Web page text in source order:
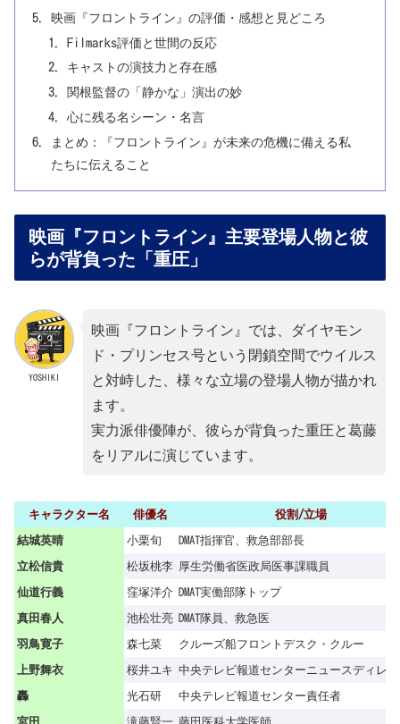
映画『フロントライン』の評価・感想と見どころ
Filmarks評価と世間の反応
キャストの演技力と存在感
関根監督の「静かな」演出の妙
心に残る名シーン・名言
まとめ：『フロントライン』が未来の危機に備える私
たちに伝えること
映画『フロントライン』主要登場人物と彼
らが背負った「重圧」
YOSHIKI
映画『フロントライン』では、ダイヤモン
ド・プリンセス号という閉鎖空間でウイルス
と対峙した、様々な立場の登場人物が描かれ
ます。
実力派俳優陣が、彼らが背負った重圧と葛藤
をリアルに演じています。
キャラクター名 俳優名 役割/立場
結城英晴 小栗旬 DMAT指揮官、救急部部長
立松信貴 松坂桃李 厚生労働省医政局医事課職員
仙道行義 窪塚洋介 DMAT実働部隊トップ
真田春人 池松壮亮 DMAT隊員、救急医
羽鳥寛子 森七菜 クルーズ船フロントデスク・クルー
上野舞衣 桜井ユキ 中央テレビ報道センターニュースディレ
轟 光石研 中央テレビ報道センター責任者